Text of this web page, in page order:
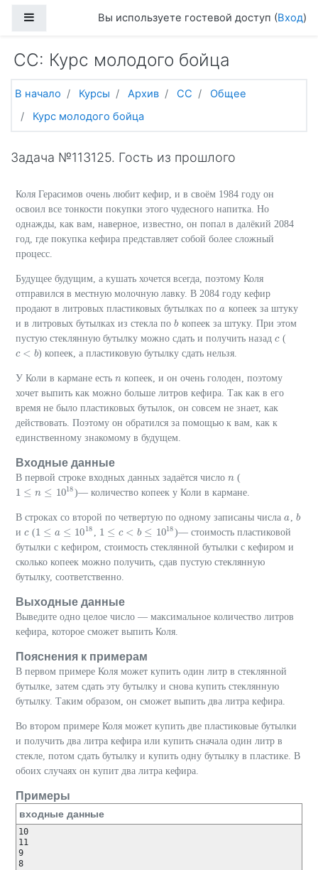
Боковая панельВы используете гостевой доступ (Вход)
CC: Курс молодого бойца
В начало Курсы Архив CC
Общее
Курс молодого бойца
Задача №113125. Гость из прошлого
Коля Герасимов очень любит кефир, и в своём 1984 году он
освоил все тонкости покупки этого чудесного напитка. Но
однажды, как вам, наверное, известно, он попал в далёкий 2084
год, где покупка кефира представляет собой более сложный
процесс.
Будущее будущим, а кушать хочется всегда, поэтому Коля
отправился в местную молочную лавку. В 2084 году кефир
продают в литровых пластиковых бутылках по a
a копеек за штуку
и в литровых бутылках из стекла по b
bкопеек за штуку. При этом
пустую стеклянную бутылку можно сдать и получить назад c
c(
c < b
c<b ) копеек, а пластиковую бутылку сдать нельзя.
У Коли в кармане есть n
n копеек, и он очень голоден, поэтому
хочет выпить как можно больше литров кефира. Так как в его
время не было пластиковых бутылок, он совсем не знает, как
действовать. Поэтому он обратился за помощью к вам, как к
единственному знакомому в будущем.
Входные данные
В первой строке входных данных задаётся число n
n (
1 ≤ n ≤ 1018
1 ≤n ≤1018 )— количество копеек у Коли в кармане.
В строках со второй по четвертую по одному записаны числа a
a , b
b
и c
c(1 ≤ a ≤ 1018
1≤a≤1018 , 1 ≤ c < b ≤ 1018
1≤c<b ≤1018
)— стоимость пластиковой
бутылки с кефиром, стоимость стеклянной бутылки с кефиром и
сколько копеек можно получить, сдав пустую стеклянную
бутылку, соответственно.
Выходные данные
Выведите одно целое число — максимальное количество литров
кефира, которое сможет выпить Коля.
Пояснения к примерам
В первом примере Коля может купить один литр в стеклянной
бутылке, затем сдать эту бутылку и снова купить стеклянную
бутылку. Таким образом, он сможет выпить два литра кефира.
Во втором примере Коля может купить две пластиковые бутылки
и получить два литра кефира или купить сначала один литр в
стекле, потом сдать бутылку и купить одну бутылку в пластике. В
обоих случаях он купит два литра кефира.
Примеры
входные данные
10
11
9
8